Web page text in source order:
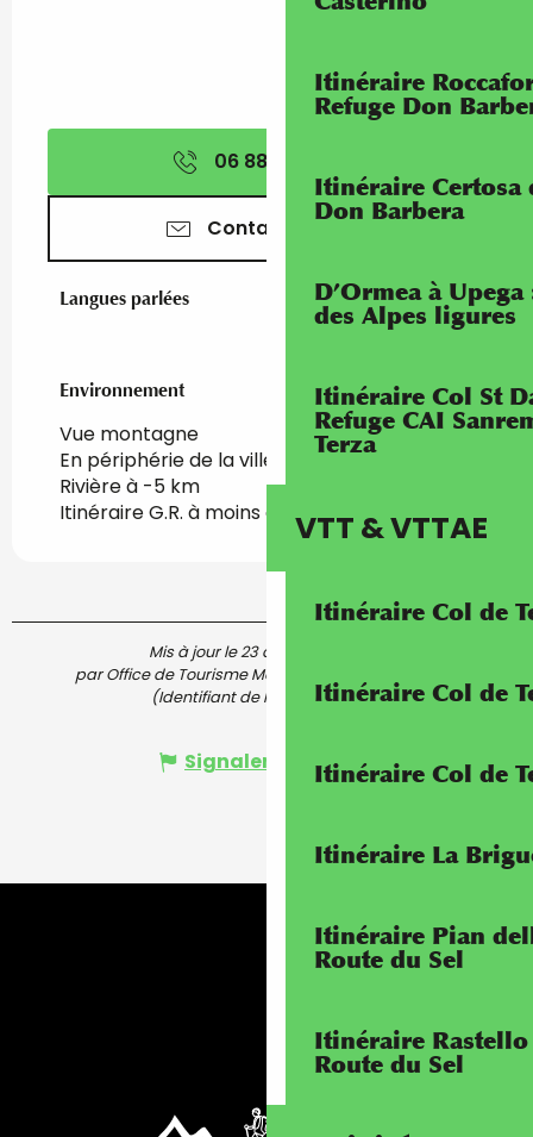
Itinéraire
Refuge Don
Itinéraire Certosa
Don Barbera
D’Ormea à
des Alpes ligures
Itinéraire Col St
Refuge CAI
Terza
VTT & VTTAE
Itinéraire Col de
Itinéraire Col de
Itinéraire Col de
Itinéraire La
Itinéraire Pian
Route du Sel
Itinéraire
Route du Sel
06 88 24 09
Contactez-nous
Langues parlées
Langues parlées
Environnement
Environnement
Vue montagne
En périphérie de la ville
Rivière à -5 km
Itinéraire G.R. à moins d'1 km
Mis à jour le 23 avril 2025 à 16:22
par Office de Tourisme Menton, Riviera & Merveilles
(Identifiant de l'offre : 5513523)
Signaler une erreur